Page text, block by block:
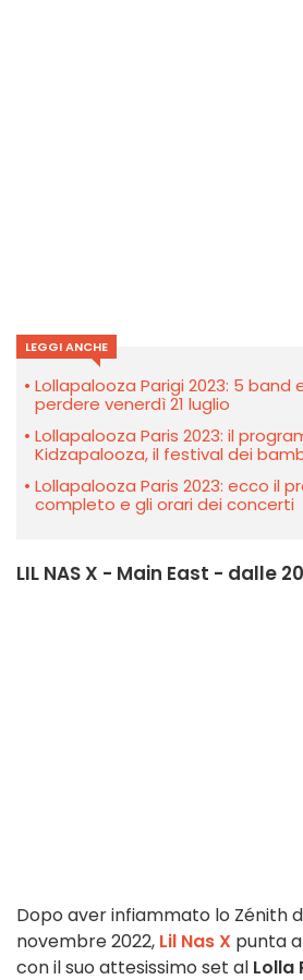
LEGGI ANCHE
Lollapalooza Parigi 2023: 5 band
perdere venerdì 21 luglio
Lollapalooza Paris 2023: il
Kidzapalooza, il festival dei
Lollapalooza Paris 2023: ecco il
completo e gli orari dei concerti
LIL NAS X - Main East - dalle
Dopo aver infiammato lo Zénith
novembre 2022, Lil Nas X punta
con il suo attesissimo set al Lolla